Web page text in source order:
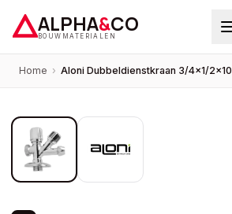
ALPHA&CO
BOUWMATERIALEN
Home › Aloni Dubbeldienstkraan 3/4×1/2×10
PROMOTIE